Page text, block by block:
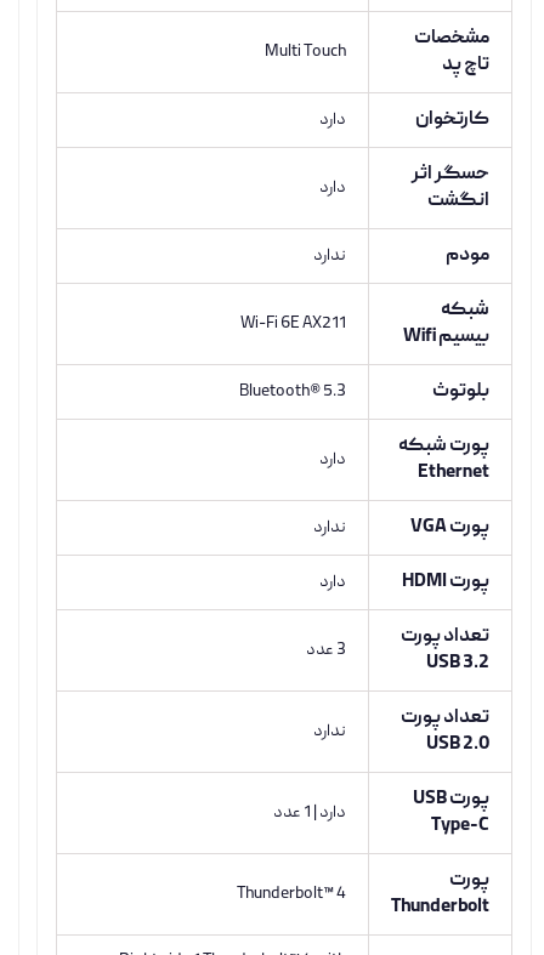
مشخصات
تاچ پد
Multi Touch
کارتخوان دارد
حسگر اثر
انگشت
دارد
مودم ندارد
شبکه
بیسیم Wifi
Wi-Fi 6E AX211
بلوتوث Bluetooth® 5.3
پورت شبکه
Ethernet
دارد
پورت VGA ندارد
پورت HDMI دارد
تعداد پورت
USB 3.2
3 عدد
تعداد پورت
USB 2.0
ندارد
پورت USB
Type-C
دارد | 1 عدد
پورت
Thunderbolt
Thunderbolt™ 4